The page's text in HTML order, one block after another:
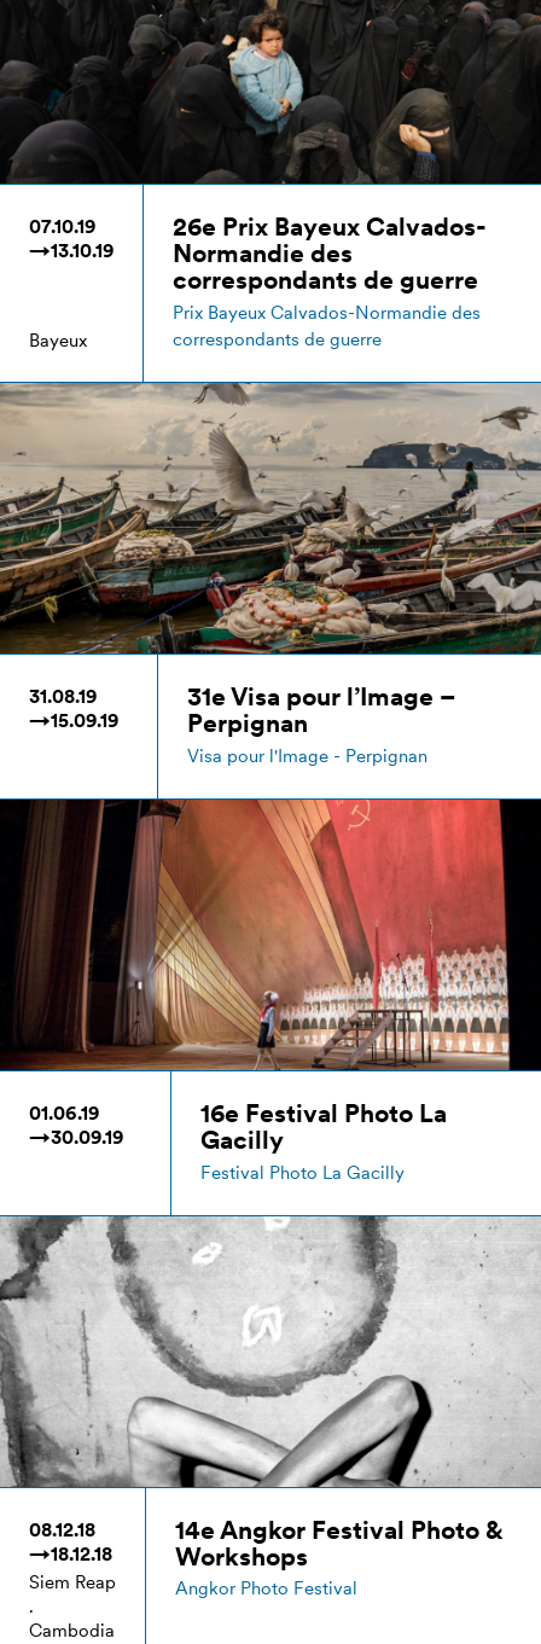
07.10.19
→13.10.19
Bayeux
26e Prix Bayeux Calvados-
Normandie des
correspondants de guerre
Prix Bayeux Calvados-Normandie des
correspondants de guerre
31.08.19
→15.09.19
31e Visa pour l’Image –
Perpignan
Visa pour l'Image - Perpignan
01.06.19
→30.09.19
16e Festival Photo La
Gacilly
Festival Photo La Gacilly
08.12.18
→18.12.18
Siem Reap
.
Cambodia
14e Angkor Festival Photo &
Workshops
Angkor Photo Festival